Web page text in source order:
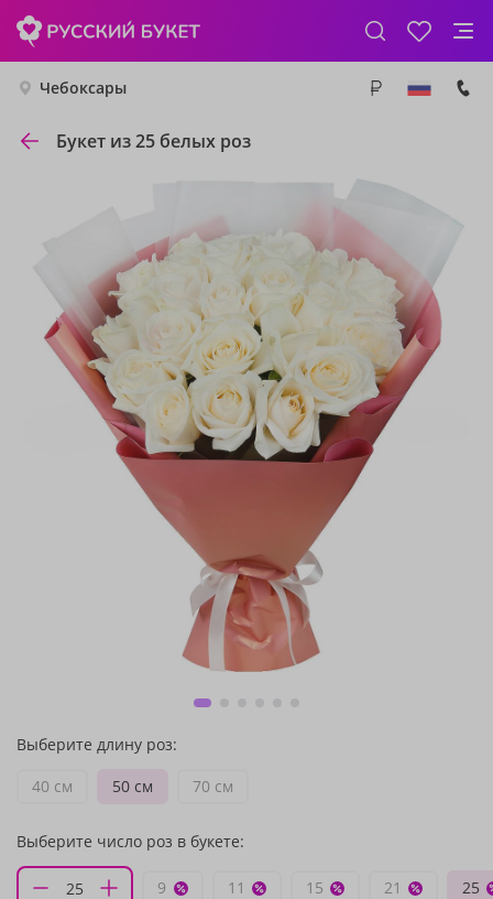
Чебоксары
Букет из 25 белых роз
Выберите длину роз:
40 см
50 см 70 см
Выберите число роз в букете:
9 11 15 21 25